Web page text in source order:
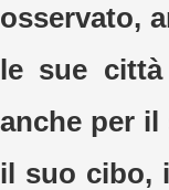
osservato,
le sue
anche per
il suo cibo,